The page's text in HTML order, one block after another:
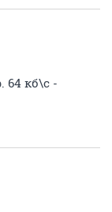
64 кб\с -